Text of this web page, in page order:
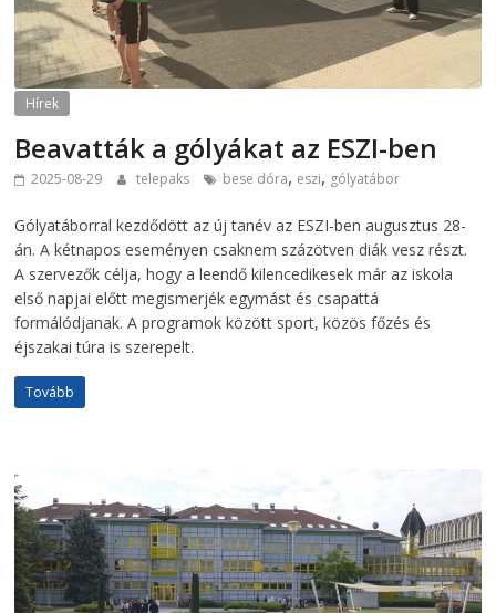
Hírek
Beavatták a gólyákat az ESZI-ben
2025-08-29 telepaks bese dóra, eszi, gólyatábor
Gólyatáborral kezdődött az új tanév az ESZI-ben augusztus 28-
án. A kétnapos eseményen csaknem százötven diák vesz részt.
A szervezők célja, hogy a leendő kilencedikesek már az iskola
első napjai előtt megismerjék egymást és csapattá
formálódjanak. A programok között sport, közös főzés és
éjszakai túra is szerepelt.
Tovább